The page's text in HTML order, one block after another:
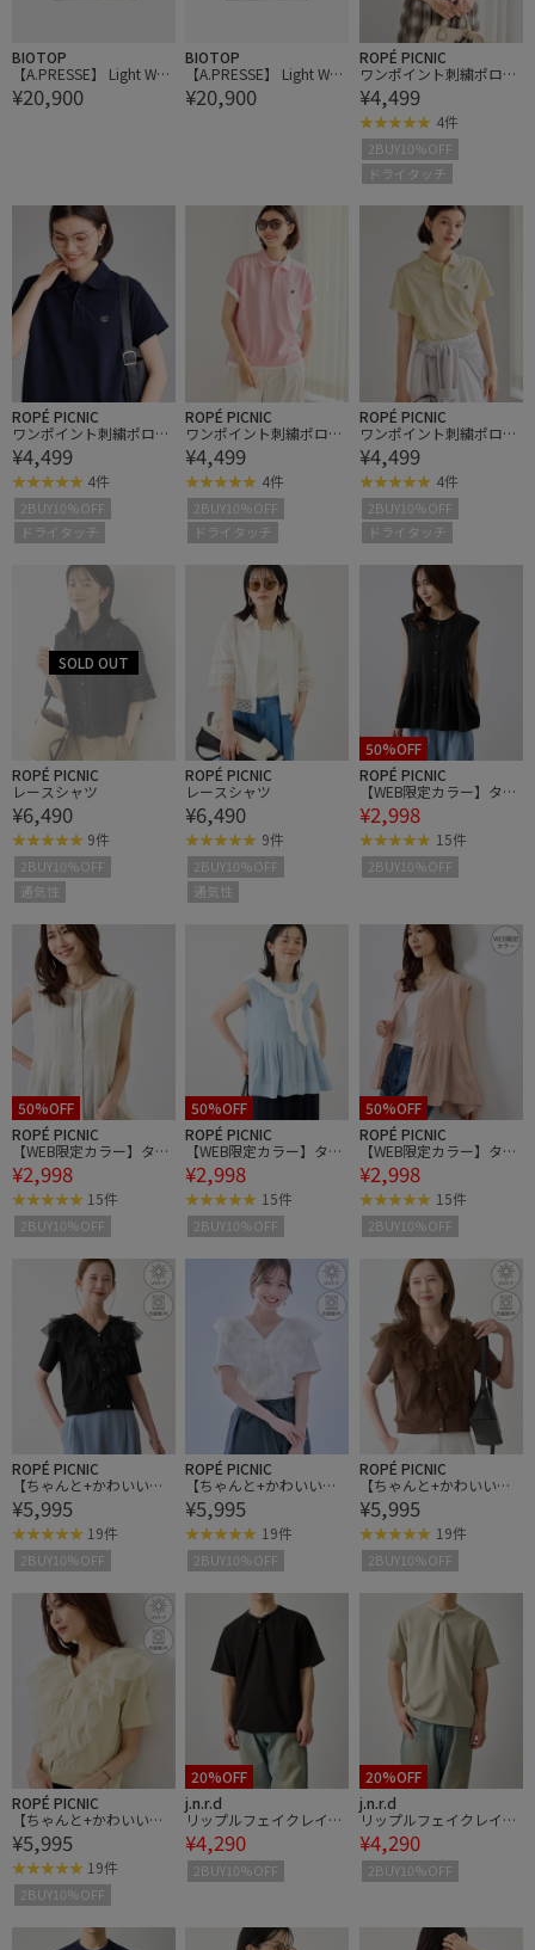
BIOTOP
【A.PRESSE】 Light Wei
ght T-Shirt
¥20,900
BIOTOP
【A.PRESSE】 Light Wei
ght T-Shirt
¥20,900
ROPÉ PICNIC
ワンポイント刺繍ポロシ
ャツ
¥4,499
4件
2BUY10%OFF
ドライタッチ
ROPÉ PICNIC
ワンポイント刺繍ポロシ
ャツ
¥4,499
4件
2BUY10%OFF
ドライタッチ
ROPÉ PICNIC
ワンポイント刺繍ポロシ
ャツ
¥4,499
4件
2BUY10%OFF
ドライタッチ
ROPÉ PICNIC
ワンポイント刺繍ポロシ
ャツ
¥4,499
4件
2BUY10%OFF
ドライタッチ
ROPÉ PICNIC
レースシャツ
¥6,490
9件
2BUY10%OFF
通気性
ROPÉ PICNIC
レースシャツ
¥6,490
9件
2BUY10%OFF
通気性
50%OFF
ROPÉ PICNIC
【WEB限定カラー】タッ
クデザインペプラムシャ
ツ
¥2,998
15件
2BUY10%OFF
50%OFF
ROPÉ PICNIC
【WEB限定カラー】タッ
クデザインペプラムシャ
ツ
¥2,998
15件
2BUY10%OFF
50%OFF
ROPÉ PICNIC
【WEB限定カラー】タッ
クデザインペプラムシャ
ツ
¥2,998
15件
2BUY10%OFF
50%OFF
ROPÉ PICNIC
【WEB限定カラー】タッ
クデザインペプラムシャ
ツ
¥2,998
15件
2BUY10%OFF
ROPÉ PICNIC
【ちゃんと+かわいい保
証】チュールフリルカー
ディガントップス/UVケ
ア
¥5,995
19件
2BUY10%OFF
ROPÉ PICNIC
【ちゃんと+かわいい保
証】チュールフリルカー
ディガントップス/UVケ
ア
¥5,995
19件
2BUY10%OFF
ROPÉ PICNIC
【ちゃんと+かわいい保
証】チュールフリルカー
ディガントップス/UVケ
ア
¥5,995
19件
2BUY10%OFF
ROPÉ PICNIC
【ちゃんと+かわいい保
証】チュールフリルカー
ディガントップス/UVケ
ア
¥5,995
19件
2BUY10%OFF
20%OFF
j.n.r.d
リップルフェイクレイヤ
ードヘンリーネック
¥4,290
2BUY10%OFF
20%OFF
j.n.r.d
リップルフェイクレイヤ
ードヘンリーネック
¥4,290
2BUY10%OFF